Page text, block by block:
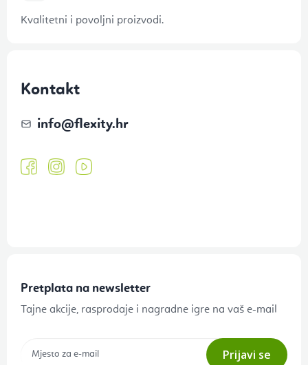
Kvalitetni i povoljni proizvodi.
Kontakt
info@flexity.hr
Pretplata na newsletter
Tajne akcije, rasprodaje i nagradne igre na vaš e-mail
Prijavi se